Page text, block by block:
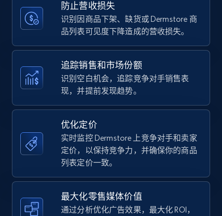
price, Currency, Availability, Reviews count, and
more.
35.2K+ 5.7K+ 立即开始
Amazon Reviews
URL, Product name, Product rating, Product
rating object, Product rating max, Rating,
Author name, Asin, and more.
7.4K+ 870+
Walmart - products
防止营收损失
识别因商品下架、缺货或 Dermstore 商
品列表可见度下降造成的营收损失。
追踪销售和市场份额
识别空白机会，追踪竞争对手销售表
现，并提前发现趋势。
优化定价
实时监控 Dermstore 上竞争对手和卖家
定价，以保持竞争力，并确保你的商品
列表定价一致。
最大化零售媒体价值
通过分析优化广告效果，最大化 ROI，